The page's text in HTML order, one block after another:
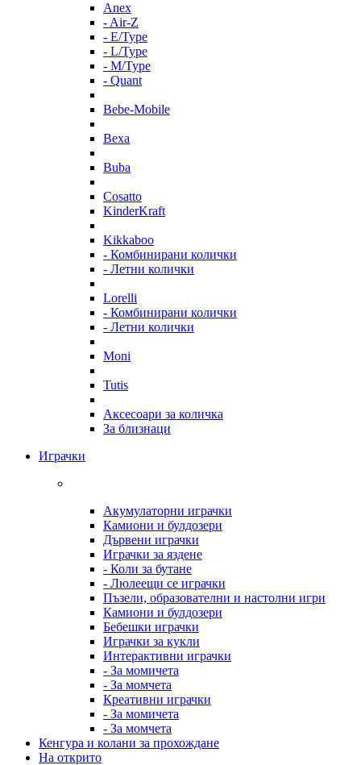
Anex
- Air-Z
- E/Type
- L/Type
- M/Type
- Quant
Bebe-Mobile
Bexa
Buba
Cosatto
KinderKraft
Kikkaboo
- Комбинирани колички
- Летни колички
Lorelli
- Комбинирани колички
- Летни колички
Moni
Tutis
Аксесоари за количка
За близнаци
Играчки
Акумулаторни играчки
Камиони и булдозери
Дървени играчки
Играчки за яздене
- Коли за бутане
- Люлеещи се играчки
Пъзели, образователни и настолни игри
Камиони и булдозери
Бебешки играчки
Играчки за кукли
Интерактивни играчки
- За момичета
- За момчета
Креативни играчки
- За момичета
- За момчета
Кенгура и колани за прохождане
На открито